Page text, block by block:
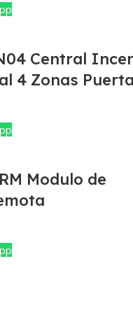
Central
4 Zonas
Modulo de